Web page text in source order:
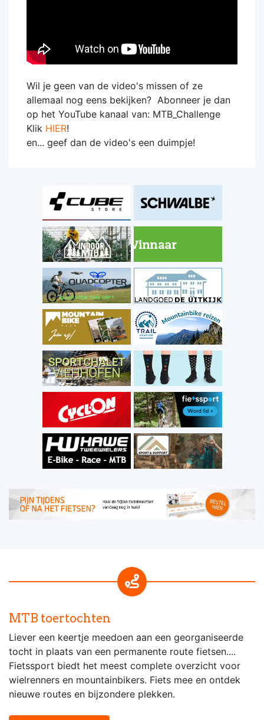
Wil je geen van de video's missen of ze
allemaal nog eens bekijken? Abonneer je dan
op het YouTube kanaal van: MTB_Challenge
Klik HIER!
en... geef dan de video's een duimpje!
MTB toertochten
Liever een keertje meedoen aan een georganiseerde
tocht in plaats van een permanente route fietsen....
Fietssport biedt het meest complete overzicht voor
wielrenners en mountainbikers. Fiets mee en ontdek
nieuwe routes en bijzondere plekken.